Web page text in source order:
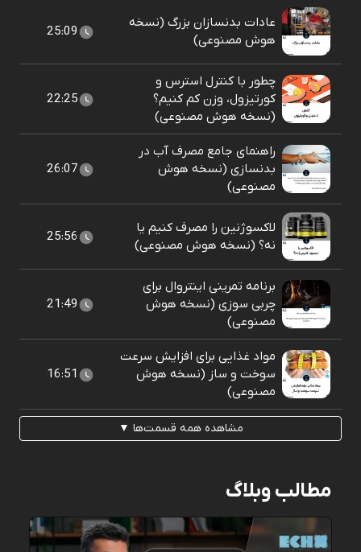
عادات بدنسازان بزرگ (نسخه
هوش مصنوعی)
25:09
چطور با کنترل استرس و
کورتیزول، وزن کم کنیم؟
(نسخه هوش مصنوعی)
22:25
راهنمای جامع مصرف آب در
بدنسازی (نسخه هوش
مصنوعی)
26:07
لاکسوژنین را مصرف کنیم یا
نه؟ (نسخه هوش مصنوعی)
25:56
برنامه تمرینی اینتروال برای
چربی سوزی (نسخه هوش
مصنوعی)
21:49
مواد غذایی برای افزایش سرعت
سوخت و ساز (نسخه هوش
مصنوعی)
16:51
مشاهده همه قسمت‌ها ▼
مطالب وبلاگ